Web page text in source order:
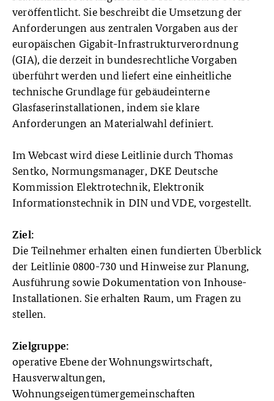
veröffentlicht. Sie beschreibt die Umsetzung der
Anforderungen aus zentralen Vorgaben aus der
europäischen Gigabit-Infrastrukturverordnung
(GIA), die derzeit in bundesrechtliche Vorgaben
überführt werden und liefert eine einheitliche
technische Grundlage für gebäudeinterne
Glasfaserinstallationen, indem sie klare
Anforderungen an Materialwahl definiert.
Im Webcast wird diese Leitlinie durch Thomas
Sentko, Normungsmanager, DKE Deutsche
Kommission Elektrotechnik, Elektronik
Informationstechnik in DIN und VDE, vorgestellt.
Ziel:
Die Teilnehmer erhalten einen fundierten Überblick
der Leitlinie 0800-730 und Hinweise zur Planung,
Ausführung sowie Dokumentation von Inhouse-
Installationen. Sie erhalten Raum, um Fragen zu
stellen.
Zielgruppe:
operative Ebene der Wohnungswirtschaft,
Hausverwaltungen,
Wohnungseigentümergemeinschaften